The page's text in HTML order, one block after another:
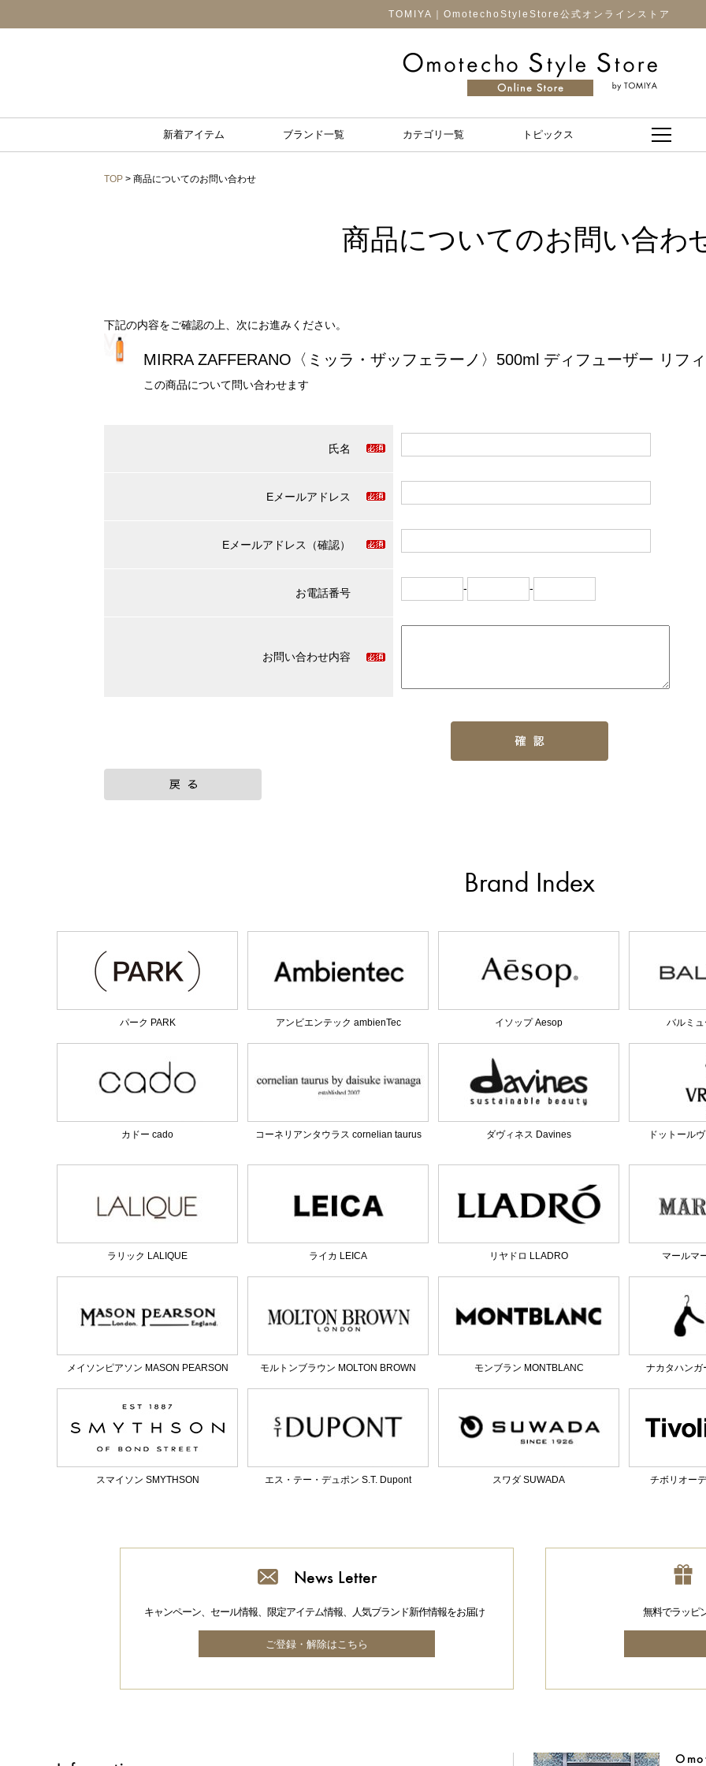
TOMIYA｜OmotechoStyleStore公式オンラインストア
新着アイテム ブランド一覧 カテゴリ一覧 トピックス
TOP > 商品についてのお問い合わせ
商品についてのお問い合わ
下記の内容をご確認の上、次にお進みください。
MIRRA ZAFFERANO〈ミッラ・ザッフェラーノ〉500ml ディフューザー リフ
この商品について問い合わせます
氏名
Eメールアドレス
Eメールアドレス（確認）
お電話番号 - -
お問い合わせ内容
Brand Index
パーク PARK アンビエンテック ambienTec イソップ Aesop バルミ
カドー cado コーネリアンタウラス cornelian taurus ダヴィネス Davines ドットール
ラリック LALIQUE ライカ LEICA リヤドロ LLADRO マールマ
メイソンピアソン MASON PEARSON モルトンブラウン MOLTON BROWN モンブラン MONTBLANC ナカタハンガ
スマイソン SMYTHSON エス・テー・デュポン S.T. Dupont スワダ SUWADA チボリオー
News Letter
キャンペーン、セール情報、限定アイテム情報、人気ブランド新作情報をお届け
ご登録・解除はこちら
無料でラッピ